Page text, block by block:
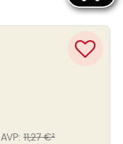
AVP: 11,27 €²